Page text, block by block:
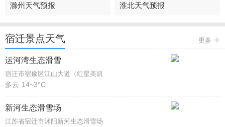
滁州天气预报 淮北天气预报
宿迁景点天气 更多
运河湾生态滑雪
宿迁市宿豫区江山大道（红星美凯
多云 14~3°C
新河生态滑雪场
江苏省宿迁市沭阳新河生态滑雪场